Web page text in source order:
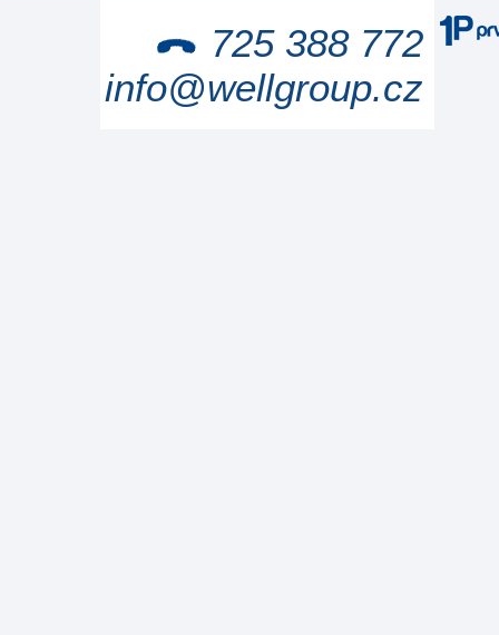
725 388 772
info@wellgroup.cz